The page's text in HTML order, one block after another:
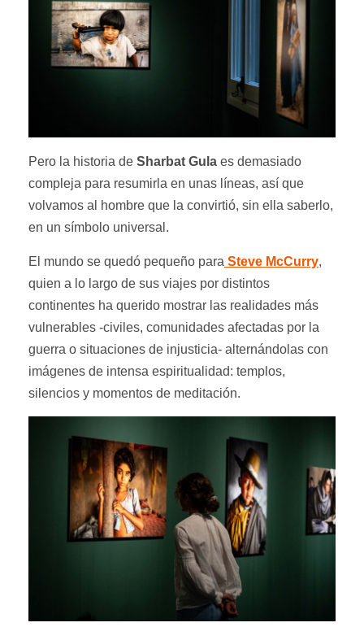
Pero la historia de Sharbat Gula es demasiado
compleja para resumirla en unas líneas, así que
volvamos al hombre que la convirtió, sin ella saberlo,
en un símbolo universal.
El mundo se quedó pequeño para Steve McCurry,
quien a lo largo de sus viajes por distintos
continentes ha querido mostrar las realidades más
vulnerables -civiles, comunidades afectadas por la
guerra o situaciones de injusticia- alternándolas con
imágenes de intensa espiritualidad: templos,
silencios y momentos de meditación.